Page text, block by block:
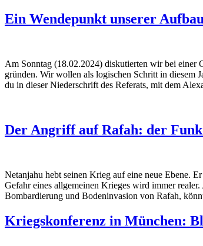
Ein Wendepunkt unserer
Am Sonntag (18.02.2024) diskutierten wir bei
gründen. Wir wollen als logischen Schritt in diesem
du in dieser Niederschrift des Referats, mit dem
Der Angriff auf Rafah: der
Netanjahu hebt seinen Krieg auf eine neue Ebene.
Gefahr eines allgemeinen Krieges wird immer
Bombardierung und Bodeninvasion von Rafah,
Kriegskonferenz in München: